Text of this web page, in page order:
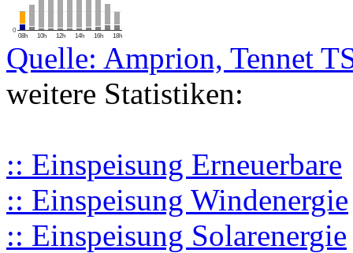
08h 10h 12h 14h 16h 18h
0
Quelle: Amprion, Tennet
weitere Statistiken:
:: Einspeisung Erneuerbare
:: Einspeisung Windenergie
:: Einspeisung Solarenergie